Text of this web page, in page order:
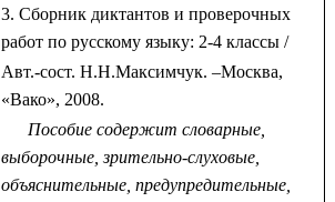
3. Сборник диктантов и проверочных
работ по русскому языку: 2-4 классы /
Авт.-сост. Н.Н.Максимчук. –Москва,
«Вако», 2008.
Пособие содержит словарные,
выборочные, зрительно-слуховые,
объяснительные, предупредительные,